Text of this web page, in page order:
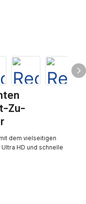
Zu-
dem vielseitigen
Ultra HD und schnelle